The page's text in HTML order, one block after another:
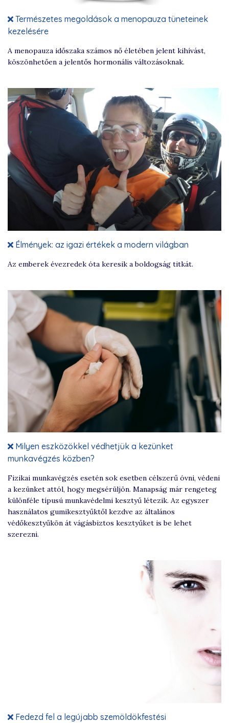
Természetes megoldások a menopauza tüneteinek
kezelésére
A menopauza időszaka számos nő életében jelent kihívást,
köszönhetően a jelentős hormonális változásoknak.
Élmények: az igazi értékek a modern világban
Az emberek évezredek óta keresik a boldogság titkát.
Milyen eszközökkel védhetjük a kezünket
munkavégzés közben?
Fizikai munkavégzés esetén sok esetben célszerű óvni, védeni
a kezünket attól, hogy megsérüljön. Manapság már rengeteg
különféle típusú munkavédelmi kesztyű létezik. Az egyszer
használatos gumikesztyűktől kezdve az általános
védőkesztyűkön át vágásbiztos kesztyűket is be lehet
szerezni.
Fedezd fel a legújabb szemöldökfestési